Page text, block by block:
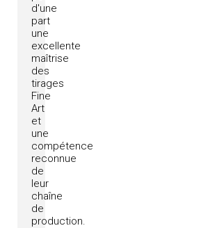
d'une
part
une
excellente
maîtrise
des
tirages
Fine
Art
et
une
compétence
reconnue
de
leur
chaîne
de
production.